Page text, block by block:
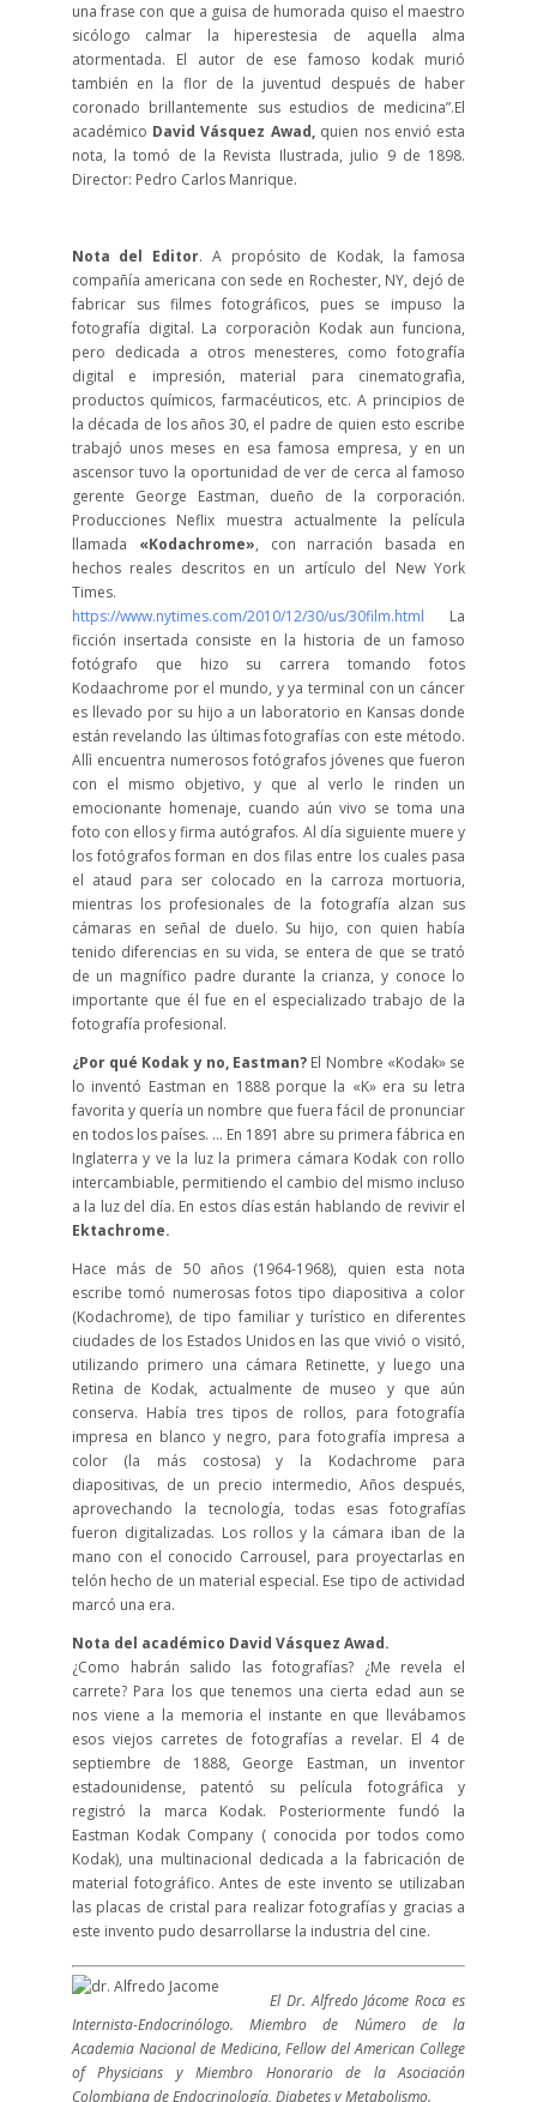
una frase con que a guisa de humorada quiso el maestro
sicólogo calmar la hiperestesia de aquella alma
atormentada. El autor de ese famoso kodak murió
también en la flor de la juventud después de haber
coronado brillantemente sus estudios de medicina”.El
académico David Vásquez Awad,quien nos envió esta
nota, la tomó de la Revista Ilustrada, julio 9 de 1898.
Director: Pedro Carlos Manrique.
Nota del Editor. A propósito de Kodak, la famosa
compañía americana con sede en Rochester, NY, dejó de
fabricar sus filmes fotográficos, pues se impuso la
fotografía digital. La corporaciòn Kodak aun funciona,
pero dedicada a otros menesteres, como fotografía
digital e impresión, material para cinematografìa,
productos químicos, farmacéuticos, etc. A principios de
la década de los años 30, el padre de quien esto escribe
trabajó unos meses en esa famosa empresa, y en un
ascensor tuvo la oportunidad de ver de cerca al famoso
gerente George Eastman, dueño de la corporación.
Producciones Neflix muestra actualmente la película
llamada «Kodachrome», con narración basada en
hechos reales descritos en un artículo del New York
Times.
https://www.nytimes.com/2010/12/30/us/30film.html
La
ficción insertada consiste en la historia de un famoso
fotógrafo que hizo su carrera tomando fotos
Kodaachrome por el mundo, y ya terminal con un cáncer
es llevado por su hijo a un laboratorio en Kansas donde
están revelando las últimas fotografías con este método.
Allì encuentra numerosos fotógrafos jóvenes que fueron
con el mismo objetivo, y que al verlo le rinden un
emocionante homenaje, cuando aún vivo se toma una
foto con ellos y firma autógrafos. Al día siguiente muere y
los fotógrafos forman en dos filas entre los cuales pasa
el ataud para ser colocado en la carroza mortuoria,
mientras los profesionales de la fotografía alzan sus
cámaras en señal de duelo. Su hijo, con quien había
tenido diferencias en su vida, se entera de que se trató
de un magnífico padre durante la crianza, y conoce lo
importante que él fue en el especializado trabajo de la
fotografía profesional.
¿Por qué Kodak y no, Eastman? El Nombre «Kodak» se
lo inventó Eastman en 1888 porque la «K» era su letra
favorita y quería un nombre que fuera fácil de pronunciar
en todos los países. … En 1891 abre su primera fábrica en
Inglaterra y ve la luz la primera cámara Kodak con rollo
intercambiable, permitiendo el cambio del mismo incluso
a la luz del día. En estos días están hablando de revivir el
Ektachrome.
Hace más de 50 años (1964-1968), quien esta nota
escribe tomó numerosas fotos tipo diapositiva a color
(Kodachrome), de tipo familiar y turístico en diferentes
ciudades de los Estados Unidos en las que vivió o visitó,
utilizando primero una cámara Retinette, y luego una
Retina de Kodak, actualmente de museo y que aún
conserva. Había tres tipos de rollos, para fotografía
impresa en blanco y negro, para fotografía impresa a
color (la más costosa) y la Kodachrome para
diapositivas, de un precio intermedio, Años después,
aprovechando la tecnología, todas esas fotografías
fueron digitalizadas. Los rollos y la cámara iban de la
mano con el conocido Carrousel, para proyectarlas en
telón hecho de un material especial. Ese tipo de actividad
marcó una era.
Nota del académico David Vásquez Awad.
¿Como habrán salido las fotografías? ¿Me revela el
carrete? Para los que tenemos una cierta edad aun se
nos viene a la memoria el instante en que llevábamos
esos viejos carretes de fotografías a revelar. El 4 de
septiembre de 1888, George Eastman, un inventor
estadounidense, patentó su película fotográfica y
registró la marca Kodak. Posteriormente fundó la
Eastman Kodak Company ( conocida por todos como
Kodak), una multinacional dedicada a la fabricación de
material fotográfico. Antes de este invento se utilizaban
las placas de cristal para realizar fotografías y gracias a
este invento pudo desarrollarse la industria del cine.
El Dr. Alfredo Jácome Roca es
Internista-Endocrinólogo. Miembro de Número de la
Academia Nacional de Medicina, Fellow del American College
of Physicians y Miembro Honorario de la Asociación
Colombiana de Endocrinología, Diabetes y Metabolismo.